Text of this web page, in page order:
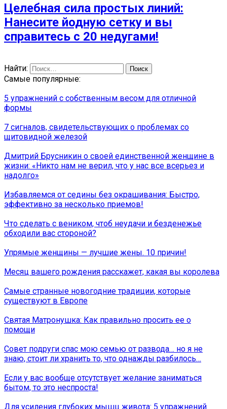
Целебная сила простых линий:
Нанесите йодную сетку и вы
справитесь с 20 недугами!
Найти:
Самые популярные:
5 упражнений с собственным весом для отличной
формы
7 сигналов, свидетельствующих о проблемах со
щитовидной железой
Дмитрий Брусникин о своей единственной женщине в
жизни: «Никто нам не верил, что у нас все всерьез и
надолго»
Избавляемся от седины без окрашивания: Быстро,
эффективно за несколько приемов!
Что сделать с веником, чтоб неудачи и безденежье
обходили вас стороной?
Упрямые женщины — лучшие жены. 10 причин!
Месяц вашего рождения расскажет, какая вы королева
Самые странные новогодние традиции, которые
существуют в Европе
Святая Матронушка: Как правильно просить ее о
помощи
Совет подруги спас мою семью от развода… но я не
знаю, стоит ли хранить то, что однажды разбилось…
Если у вас вообще отсутствует желание заниматься
бытом, то это неспроста!
Для усиления глубоких мышц живота: 5 упражнений